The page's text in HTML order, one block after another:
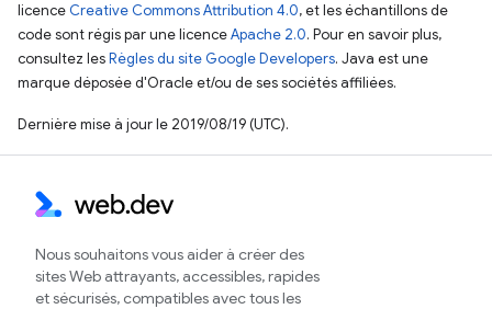
licence Creative Commons Attribution 4.0, et les échantillons de
code sont régis par une licenceApache 2.0. Pour en savoir plus,
consultez lesRègles du site Google Developers. Java est une
marque déposée d'Oracle et/ou de ses sociétés affiliées.
Dernière mise à jour le 2019/08/19 (UTC).
Nous souhaitons vous aider à créer des
sites Web attrayants, accessibles, rapides
et sécurisés, compatibles avec tous les